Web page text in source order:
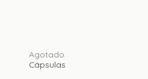
Agotado
Cápsulas